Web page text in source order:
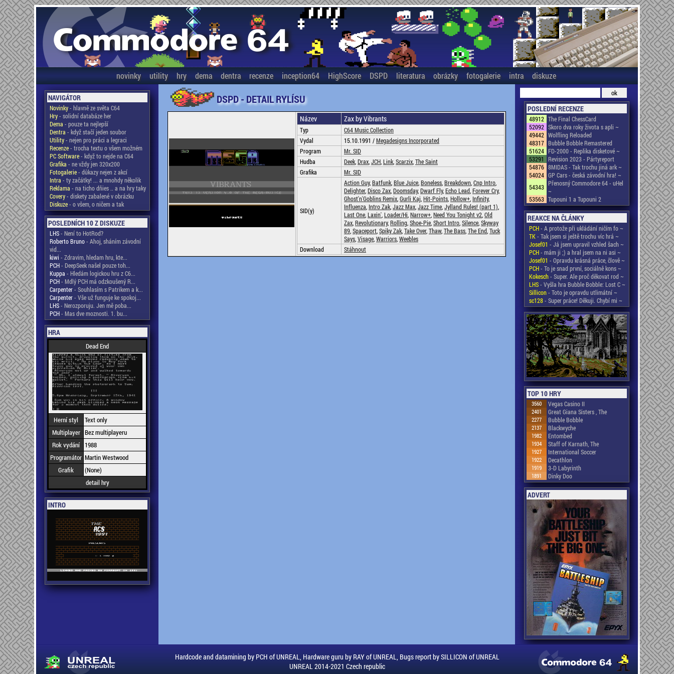
novinky utility hry dema dentra recenze inception64 HighScore DSPD literatura obrázky fotogalerie intra diskuze
NAVIGÁTOR
Novinky- hlavně ze světa C64
Hry- solidní databáze her
Dema - pouze ta nejlepší
Dentra - když stačí jeden soubor
Utility- nejen pro práci a legraci
Recenze- trocha textu o všem možném
PC Software- když to nejde na C64
Grafika - ne vždy jen 320x200
Fotogalerie- důkazy nejen z akcí
Intra - ty začátky! ... a mnohdy několik
Reklama - na ticho dňies .. a na hry taky
Covery- diskety zabalené v obrázku
Diskuze- o všem, o ničem a tak
POSLEDNÍCH 10 Z DISKUZE
LHS- Není to HotRod?
Roberto Bruno- Ahoj, sháním závodní
vid...
kiwi - Zdravim, hledam hru, kte...
PCH- DeepSeek našel pouze toh...
Kuppa - Hledám logickou hru z C6...
PCH- Mdlý PCH má odzkoušený R...
Carpenter- Souhlasím s Patrikem a k...
Carpenter- Vše už funguje ke spokoj...
LHS- Nerozporuju. Jen mě poba...
PCH- Mas dve moznosti. 1. bu...
HRA
Dead End
Herní styl
Text only
Multiplayer Bez multiplayeru
Rok vydání
1988
Programátor Martin Westwood
Grafik
(None)
detail hry
INTRO
DSPD - DETAIL RYLÍSU
Název Zax by Vibrants
Typ
C64 Music Collection
Vydal
15.10.1991 /Megadesigns Incorporated
Program
Mr. SID
Hudba
Deek Drax JCH Link Scarzix The Saint
Grafika
Mr. SID
SID(y)
Action Guy, Batfunk Blue Juice Boneless Breakdown Cnp Intro
Delighter, Disco Zax Doomsday, Dwarf Fly, Echo Lead Forever Cry,
Ghost'n'Goblins Remix Gurli Kaj Hit-Points Hollow+ Infinity,
Influenza Intro Zak Jazz Max Jazz Time Jylland Rules! (part 1)
Last One Laxin' Loader/Hi Narrow+ Need You Tonight v2 Old
Zax Revolutionary, Rolling Shoe-Pie Short Intro Silence Skyway
89 Spaceport Spiky Zak Take Over, Thaw, The Bass The End Tuck
Says Visage Warriors Weebles
Download
Stáhnout
POSLEDNÍ RECENZE
48912 The Final ChessCard
52092 Skoro dva roky života s apli ~
49442 Wolfling Reloaded
48317 Bubble Bobble Remastered
51624 FD-2000 - Replika disketové ~
53291
Revision 2023 - Pártyreport
54876 8MIDAS - Tak trochu jiná ark ~
54024 GP Cars - česká závodní hra! ~
54343 Přenosný Commodore 64 - uHel
~
53563 Tupouni 1 a Tupouni 2
REAKCE NA ČLÁNKY
PCH- A protože při ukládání ničím fo ~
TK- Tak jsem si ještě trochu víc hrá ~
Josef01 - Já jsem upravil vzhled šach ~
PCH- mám ji ;) a hral jsem na ni asi ~
Josef01 - Opravdu krásná práce, člově ~
PCH- To je snad první, sociálně kons ~
Kokesch- Super. Ale proč děkovat rod ~
LHS- Vyšla hra Bubble Bobble: Lost C ~
Sillicon- Toto je opravdu utlimátní ~
sc128- Super práce! Děkuji. Chybí mi ~
TOP 10 HRY
3560 Vegas Casino II
2401 Great Giana Sisters , The
2277 Bubble Bobble
2137 Blackwyche
1982 Entombed
1934 Staff of Karnath, The
1927 International Soccer
1922 Decathlon
1919 3-D Labyrinth
1891 Dinky Doo
ADVERT
Hardcode and datamining by PCH of UNREAL, Hardware guru by RAY of UNREAL, Bugs report by SILLICON of UNREAL
UNREAL 2014-2021 Czech republic